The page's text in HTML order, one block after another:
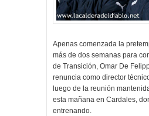
Apenas comenzada la
más de dos semanas para
de Transición, Omar De
renuncia como director
luego de la reunión
esta mañana en Cardales,
entrenando.